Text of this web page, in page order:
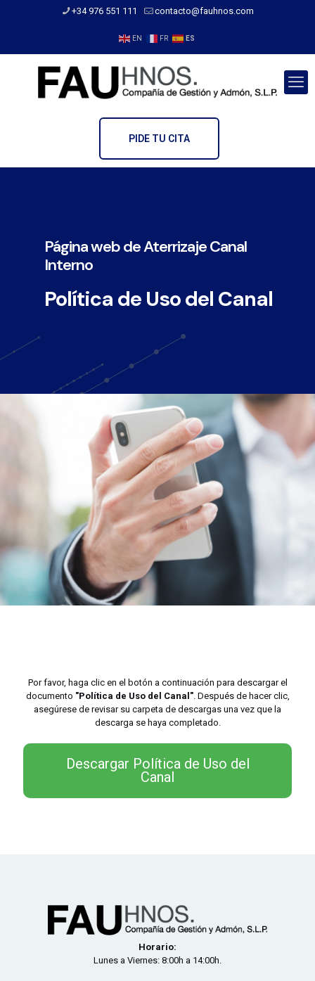
+34 976 551 111 contacto@fauhnos.com
EN FR ES
PIDE TU CITA
Página web de Aterrizaje Canal
Interno
Política de Uso del Canal
Por favor, haga clic en el botón a continuación para descargar el
documento "Política de Uso del Canal". Después de hacer clic,
asegúrese de revisar su carpeta de descargas una vez que la
descarga se haya completado.
Descargar Política de Uso del
Canal
Horario:
Lunes a Viernes: 8:00h a 14:00h.